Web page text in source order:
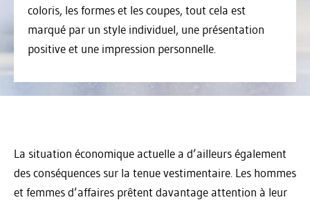
coloris, les formes et les coupes, tout cela est
marqué par un style individuel, une présentation
positive et une impression personnelle.
La situation économique actuelle a d’ailleurs également
des conséquences sur la tenue vestimentaire. Les hommes
et femmes d’affaires prêtent davantage attention à leur